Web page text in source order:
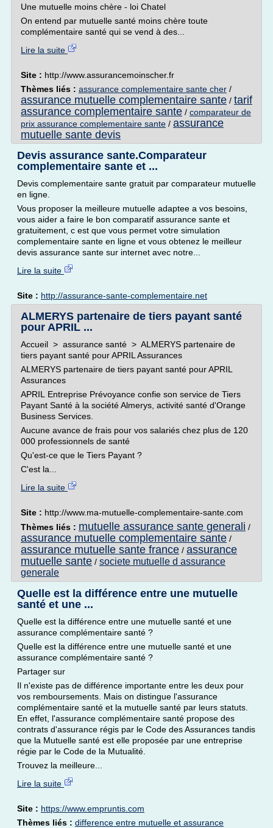
Une mutuelle moins chère - loi Chatel
On entend par mutuelle santé moins chère toute
complémentaire santé qui se vend à des...
Lire la suite
Site : http://www.assurancemoinscher.fr
Thèmes liés : assurance complementaire sante cher /
assurance mutuelle complementaire sante / tarif
assurance complementaire sante / comparateur de
prix assurance complementaire sante / assurance
mutuelle sante devis
Devis assurance sante.Comparateur
complementaire sante et ...
Devis complementaire sante gratuit par comparateur mutuelle
en ligne.
Vous proposer la meilleure mutuelle adaptee a vos besoins,
vous aider a faire le bon comparatif assurance sante et
gratuitement, c est que vous permet votre simulation
complementaire sante en ligne et vous obtenez le meilleur
devis assurance sante sur internet avec notre...
Lire la suite
Site : http://assurance-sante-complementaire.net
ALMERYS partenaire de tiers payant santé
pour APRIL ...
Accueil > assurance santé > ALMERYS partenaire de
tiers payant santé pour APRIL Assurances
ALMERYS partenaire de tiers payant santé pour APRIL
Assurances
APRIL Entreprise Prévoyance confie son service de Tiers
Payant Santé à la société Almerys, activité santé d'Orange
Business Services.
Aucune avance de frais pour vos salariés chez plus de 120
000 professionnels de santé
Qu'est-ce que le Tiers Payant ?
C'est la...
Lire la suite
Site : http://www.ma-mutuelle-complementaire-sante.com
Thèmes liés : mutuelle assurance sante generali /
assurance mutuelle complementaire sante /
assurance mutuelle sante france / assurance
mutuelle sante / societe mutuelle d assurance
generale
Quelle est la différence entre une mutuelle
santé et une ...
Quelle est la différence entre une mutuelle santé et une
assurance complémentaire santé ?
Quelle est la différence entre une mutuelle santé et une
assurance complémentaire santé ?
Partager sur
Il n'existe pas de différence importante entre les deux pour
vos remboursements. Mais on distingue l'assurance
complémentaire santé et la mutuelle santé par leurs statuts.
En effet, l'assurance complémentaire santé propose des
contrats d'assurance régis par le Code des Assurances tandis
que la Mutuelle santé est elle proposée par une entreprise
régie par le Code de la Mutualité.
Trouvez la meilleure...
Lire la suite
Site : https://www.empruntis.com
Thèmes liés : difference entre mutuelle et assurance